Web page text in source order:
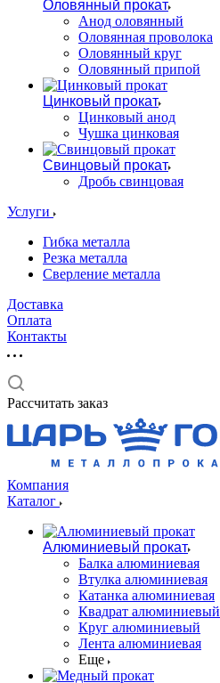
Оловянный прокат
Анод оловянный
Оловянная проволока
Оловянный круг
Оловянный припой
Цинковый прокат
Цинковый анод
Чушка цинковая
Свинцовый прокат
Дробь свинцовая
Услуги
Гибка металла
Резка металла
Сверление металла
Доставка
Оплата
Контакты
Рассчитать заказ
Компания
Каталог
Алюминиевый прокат
Балка алюминиевая
Втулка алюминиевая
Катанка алюминиевая
Квадрат алюминиевый
Круг алюминиевый
Лента алюминиевая
Еще